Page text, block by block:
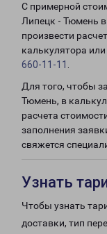
С примерной
Липецк - Тюмень
произвести
калькулятора
660-11-11
Для того, чтобы
Тюмень, в
расчета
заполнения
свяжется
Узнать
Чтобы узнать
доставки, тип